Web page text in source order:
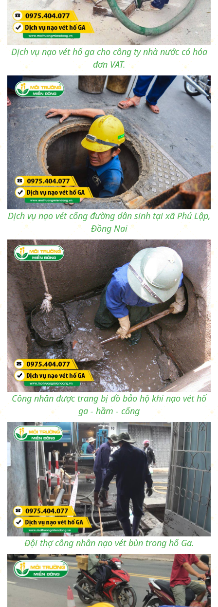
Dịch vụ nạo vét hố ga cho công ty nhà nước có hóa
đơn VAT.
Dịch vụ nạo vét cống đường dân sinh tại xã Phú Lập,
Đồng Nai
Công nhân được trang bị đồ bảo hộ khi nạo vét hố
ga - hầm - cống
Đội thợ công nhân nạo vét bùn trong hố Ga.